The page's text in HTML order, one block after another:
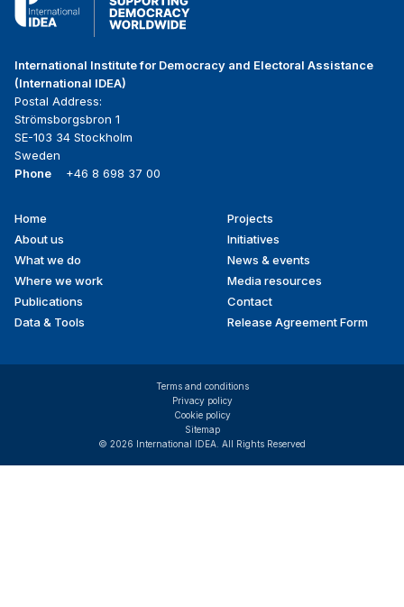
International Institute for Democracy and Electoral Assistance
(International IDEA)
Postal Address:
Strömsborgsbron 1
SE-103 34 Stockholm
Sweden
Phone
+46 8 698 37 00
Footer
menu
Home
About us
What we do
Where we work
Publications
Data & Tools
Projects
Initiatives
News & events
Media resources
Contact
Release Agreement Form
© 2026 International IDEA. All Rights Reserved
Terms and conditions
Privacy policy
Cookie policy
Sitemap